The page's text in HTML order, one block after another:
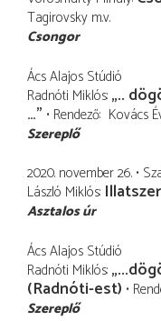
Tagirovsky m.v.
Csongor
Ács Alajos Stúdió
Radnóti Miklós „..
…” Rendező Kovács
Szereplő
2020. november 26.
László Miklós
Asztalos úr
Ács Alajos Stúdió
Radnóti Miklós
(Radnóti-est)
Szereplő